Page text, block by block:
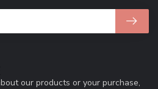
our products or your purchase,